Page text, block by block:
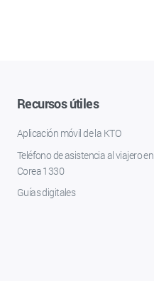
Recursos útiles
Aplicación móvil de la KTO
Teléfono de asistencia al viajero en
Corea 1330
Guías digitales